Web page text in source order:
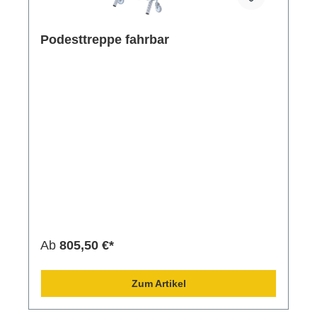
Podesttreppe fahrbar
Ab 805,50 €*
Zum Artikel